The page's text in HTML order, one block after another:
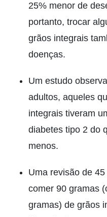
25% menor de
portanto, trocar
grãos integrais
doenças.
Um estudo
adultos, aqueles
integrais tiveram
diabetes tipo 2 do
menos.
Uma revisão de
comer 90 gramas
gramas) de grãos